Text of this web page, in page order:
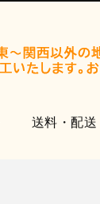
送料・配送